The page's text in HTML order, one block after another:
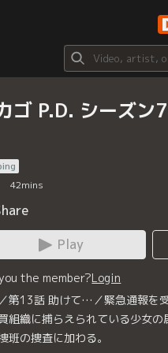
ゴ P.D. シーズン
42mins
Play
the member?Login
第13話 助けて…／緊急通報を
組織に捕らえられている少女の
班の捜査に加わる。